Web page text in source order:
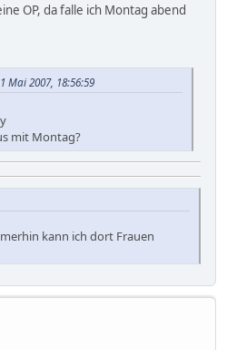
OP, da falle ich Montag abend
Mai 2007, 18:56:59
mit Montag?
kann ich dort Frauen